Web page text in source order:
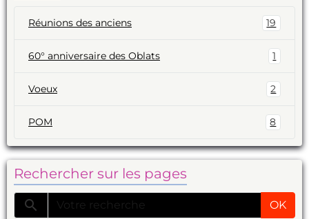
Réunions des anciens 19
60° anniversaire des Oblats 1
Voeux 2
POM 8
Rechercher sur les pages
OK